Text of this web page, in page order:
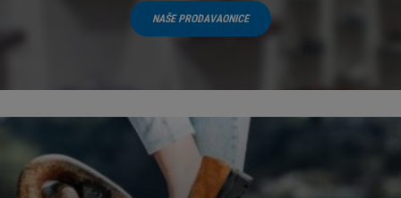
NAŠE PRODAVAONICE